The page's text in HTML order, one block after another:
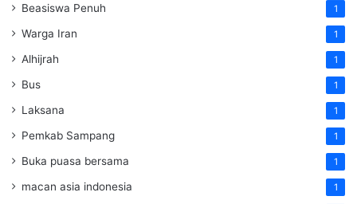
Beasiswa Penuh 1
Warga Iran 1
Alhijrah 1
Bus 1
Laksana 1
Pemkab Sampang 1
Buka puasa bersama 1
macan asia indonesia 1